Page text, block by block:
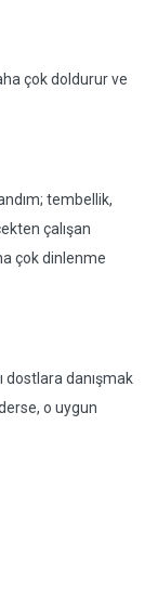
çok doldurur ve
tembellik,
çalışan
çok dinlenme
dostlara danışmak
o uygun